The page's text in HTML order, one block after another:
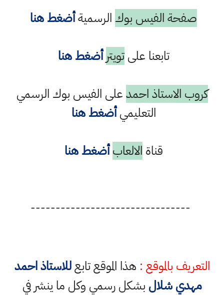
صفحة الفيس بوك الرسميةأضغط هنا
تابعنا علىتويتر أضغط هنا
كروب الاستاذ احمدعلى الفيس بوك الرسمي
التعليميأضغط هنا
قناة الالعاب أضغط هنا
--------------------------------
التعريف بالموقع : هذا الموقع تابعللاستاذ احمد
مهدي شلال بشكل رسمي وكل ما ينشر في